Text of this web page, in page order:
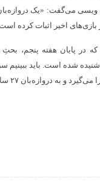
ویسی می‌گفت: «یک
اخیر اثبات کرده
که در پایان هفته پنجم،
شده است. باید ببینیم
۲۷ ساله و ایرانی خود میدان می‌دهد؟